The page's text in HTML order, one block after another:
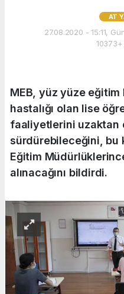
AT
27.08.2020 - 15:11,
MEB, yüz yüze
hastalığı olan lise
faaliyetlerini uzaktan
sürdürebileceğini, bu
Eğitim
alınacağını bildirdi.